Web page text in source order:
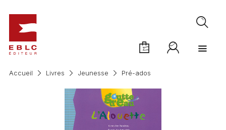
Accueil Livres Jeunesse Pré-ados